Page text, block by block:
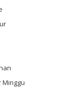
Minggu